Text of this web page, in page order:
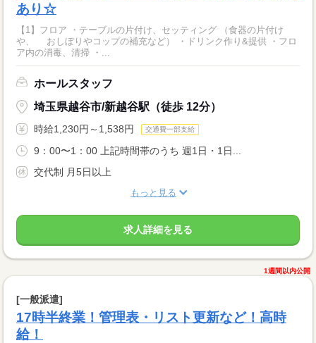
あり☆
【1】フロア ・テーブルの片付け、セッティング （食器の片付け
や、 おしぼりやコップの補充など） ・ドリンク作り&提供 ・フロ
ア内の消毒、清掃 ・...
ホールスタッフ
埼玉県越谷市/新越谷駅（徒歩 12分）
時給1,230円～1,538円 交通費一部支給
9：00〜1：00 上記時間帯のうち 週1日・1日...
交代制 月5日以上
もっと見る
求人詳細を見る
1週間以内公開
[一般派遣]
17時半終業！管理表・リスト更新など！高時
給！